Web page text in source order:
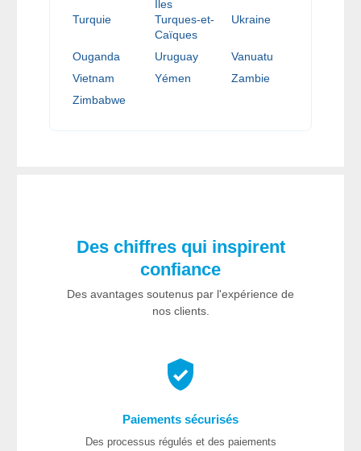
Turquie
Îles
Turques-et-
Caïques
Ukraine
Ouganda Uruguay
Vanuatu
Vietnam
Yémen
Zambie
Zimbabwe
Des chiffres qui inspirent
confiance
Des avantages soutenus par l'expérience de
nos clients.
Paiements sécurisés
Des processus régulés et des paiements